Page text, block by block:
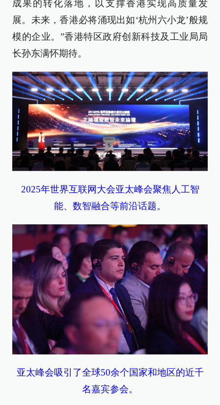
成果的转化落地，以支撑香港实现高质量发
展。未来，香港必将涌现出如‘杭州六小龙’般规
模的企业。 ”香港特区政府创新科技及工业局局
长孙东满怀期待。
2025年世界互联网大会亚太峰会聚焦人工智
能、数智融合等前沿话题。
亚太峰会吸引了全球50余个国家和地区的近千
名嘉宾参会。